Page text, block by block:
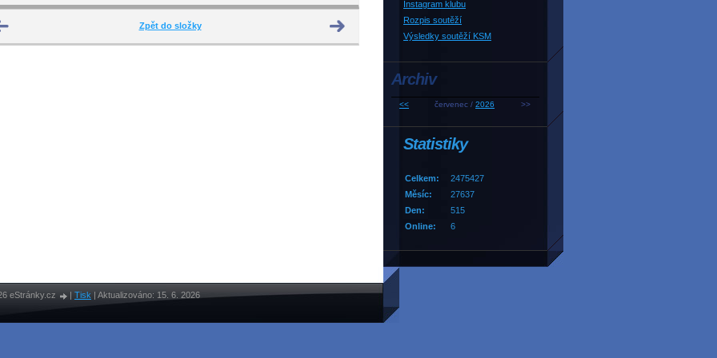
Zpět do složky
Instagram klubu
Rozpis soutěží
Výsledky soutěží KSM
Archiv
<< červenec / 2026 >>
Statistiky
Online: 6
Celkem:
2475427
Měsíc:
27637
Den:
515
eStránky.cz Tisk Aktualizováno: 15. 6. 2026